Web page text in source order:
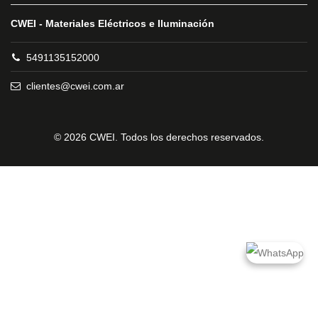
CWEI - Materiales Eléctricos e Iluminación
5491135152000
clientes@cwei.com.ar
© 2026 CWEI. Todos los derechos reservados.